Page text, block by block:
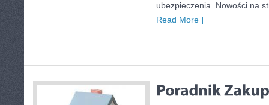
ubezpieczenia. Nowości na
Read More ]